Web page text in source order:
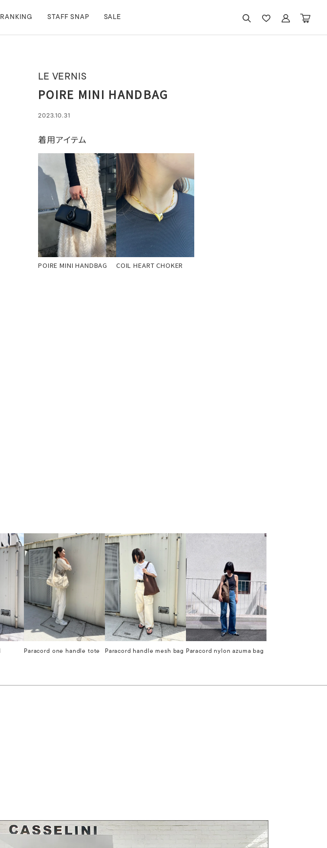
RANKING STAFF SNAP SALE
LE VERNIS
POIRE MINI HANDBAG
2023.10.31
着用アイテム
POIRE MINI HANDBAG COIL HEART CHOKER
Paracord one handle tote Paracord handle mesh bag Paracord nylon azuma bag